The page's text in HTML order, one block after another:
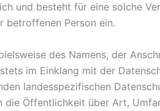
und besteht für eine solche
betroffenen Person ein.
des Namens, der
im Einklang mit der
landesspezifischen
die Öffentlichkeit über Art,